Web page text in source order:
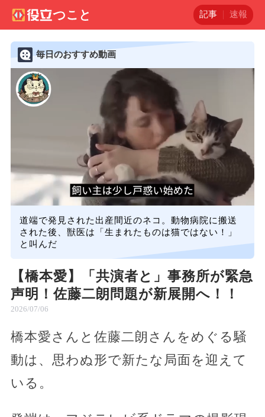
記事 速報
毎日のおすすめ動画
道端で発見された出産間近のネコ。動物病院に搬送
された後、獣医は「生まれたものは猫ではない！」
と叫んだ
【橋本愛】「共演者と」事務所が緊急
声明！佐藤二朗問題が新展開へ！！
2026/07/06
橋本愛さんと佐藤二朗さんをめぐる騒
動は、思わぬ形で新たな局面を迎えて
いる。